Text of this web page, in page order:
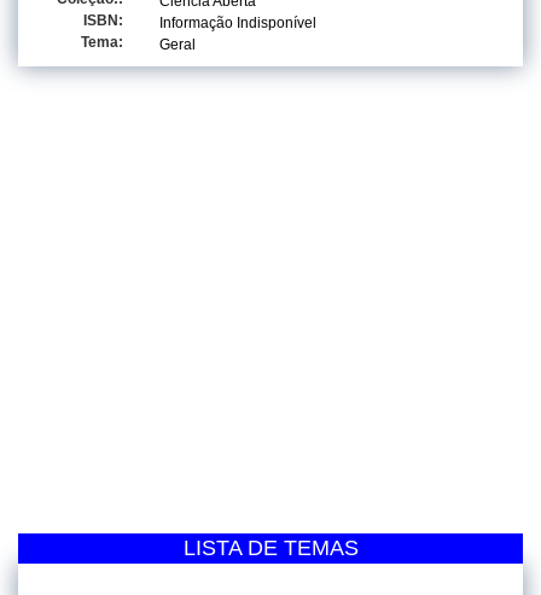
ISBN:
Informação Indisponível
Tema:
Geral
LISTA DE TEMAS